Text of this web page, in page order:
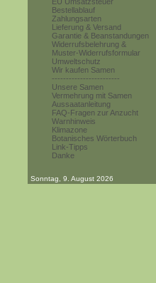
Bestellablauf
Zahlungsarten
Lieferung & Versand
Garantie & Beanstandungen
Widerrufsbelehrung &
Muster-Widerrufsformular
Umweltschutz
Wir kaufen Samen
------------------------
Unsere Samen
Vermehrung mit Samen
Aussaatanleitung
FAQ-Fragen zur Anzucht
Warnhinweis
Klimazone
Botanisches Wörterbuch
Link-Tipps
Danke
Sonntag, 9. August 2026